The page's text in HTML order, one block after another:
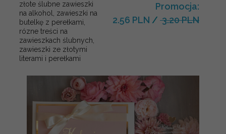
złote ślubne zawieszki
na alkohol, zawieszki na
butelkę z perełkami,
rózne treści na
zawieszkach ślubnych,
zawieszki ze złotymi
literami i perełkami
Promocja:
2.56 PLN / 3.20 PLN